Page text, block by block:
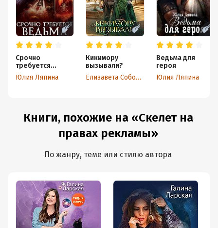
Срочно
требуется
ведьма
Юлия Ляпина
Кикимору
вызывали?
Елизавета Соболянская
Ведьма для
героя
Юлия Ляпина
Книги, похожие на «Скелет на
правах рекламы»
По жанру, теме или стилю автора